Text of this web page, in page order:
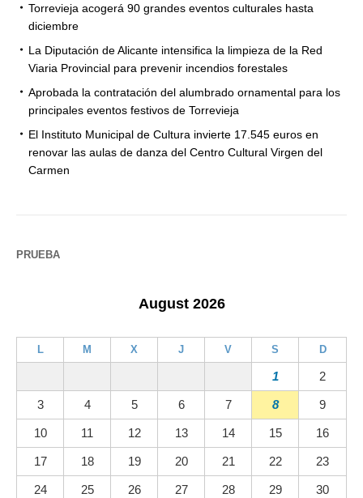
Torrevieja acogerá 90 grandes eventos culturales hasta
diciembre
La Diputación de Alicante intensifica la limpieza de la Red
Viaria Provincial para prevenir incendios forestales
Aprobada la contratación del alumbrado ornamental para los
principales eventos festivos de Torrevieja
El Instituto Municipal de Cultura invierte 17.545 euros en
renovar las aulas de danza del Centro Cultural Virgen del
Carmen
PRUEBA
August 2026
L M X J V S D
1 2
3 4 5 6 7 8 9
10 11 12 13 14 15 16
17 18 19 20 21 22 23
24 25 26 27 28 29 30